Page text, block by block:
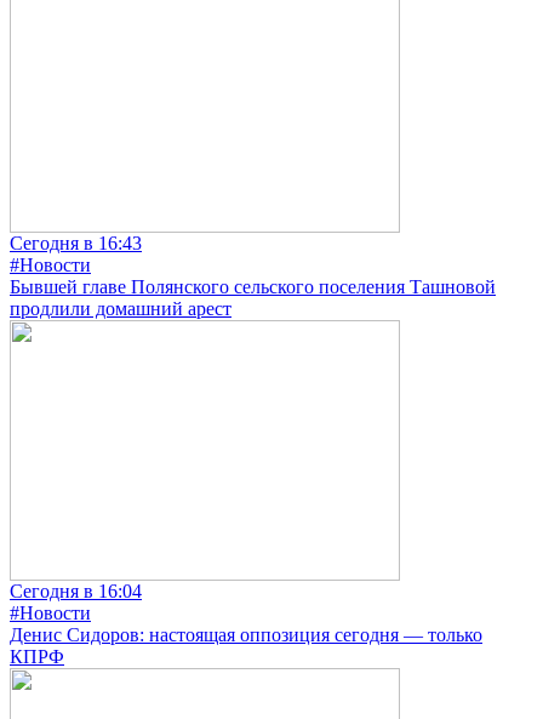
Сегодня в 16:43
#Новости
Бывшей главе Полянского сельского поселения Ташновой
продлили домашний арест
Сегодня в 16:04
#Новости
Денис Сидоров: настоящая оппозиция сегодня — только
КПРФ